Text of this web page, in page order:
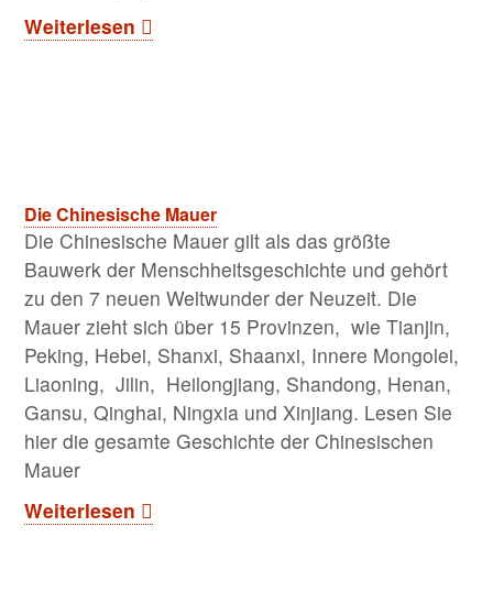
Weiterlesen
Die Chinesische Mauer
Die Chinesische Mauer gilt als das größte
Bauwerk der Menschheitsgeschichte und gehört
zu den 7 neuen Weltwunder der Neuzeit. Die
Mauer zieht sich über 15 Provinzen, wie Tianjin,
Peking, Hebei, Shanxi, Shaanxi, Innere Mongolei,
Liaoning, Jilin, Heilongjiang, Shandong, Henan,
Gansu, Qinghai, Ningxia und Xinjiang. Lesen Sie
hier die gesamte Geschichte der Chinesischen
Mauer
Weiterlesen